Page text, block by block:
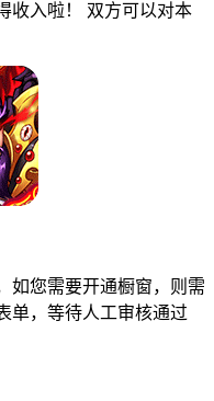
入啦！ 双方可以对本
您需要开通橱窗，则需
单，等待人工审核通过